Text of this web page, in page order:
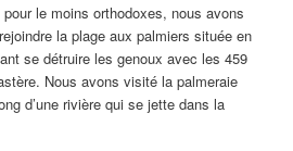
le moins orthodoxes, nous avons
la plage aux palmiers située en
se détruire les genoux avec les 459
Nous avons visité la palmeraie
d’une rivière qui se jette dans la